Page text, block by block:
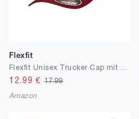
Flexfit
12.99 €17.99
Amazon